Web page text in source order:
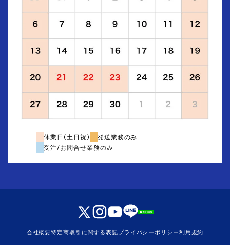
休業日(土日祝)
発送業務のみ
受注/お問合せ業務のみ
会社概要特定商取引に関する表記プライバシーポリシー利用規約